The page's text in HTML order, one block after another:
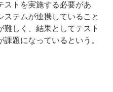
ストを実施する必要があ
ステムが連携していること
しく、結果としてテスト
題になっているという。